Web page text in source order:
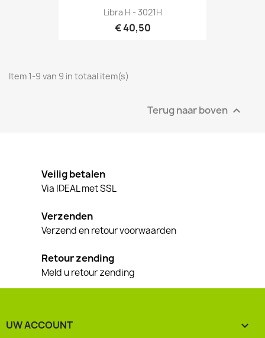
Libra H - 3021H
€ 40,50
Item 1-9 van 9 in totaal item(s)
Terug naar boven 
Veilig betalen
Via IDEAL met SSL
Verzenden
Verzend en retour voorwaarden
Retour zending
Meld u retour zending
UW ACCOUNT 